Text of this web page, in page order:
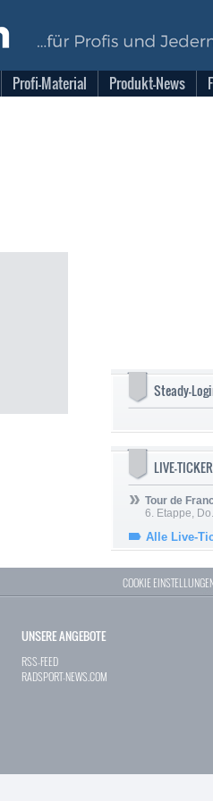
Profi-Material Produkt-News
Steady-
LIVE-TICKER
Tour de
6. Etappe,
Alle Live-
COOKIE
UNSERE ANGEBOTE
RSS-FEED
RADSPORT-NEWS.COM